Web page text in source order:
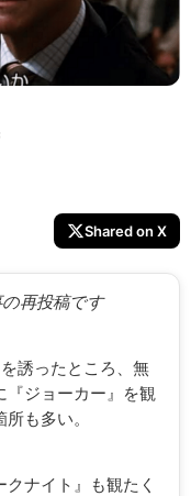
Shared on X
再投稿です
誘ったところ、無
ジョーカー』を観
も多い。
ナイト』も観たく